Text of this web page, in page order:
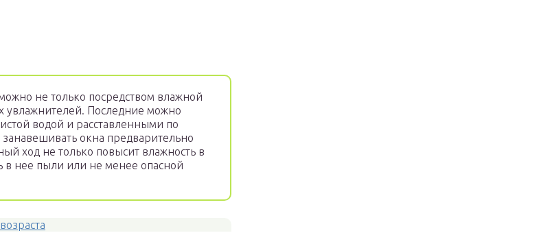
не только посредством влажной
увлажнителей. Последние можно
водой и расставленными по
окна предварительно
ход не только повысит влажность в
в нее пыли или не менее опасной